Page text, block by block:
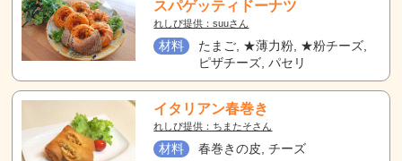
スパゲッティドーナツ
れしぴ提供：suuさん
材料
たまご, ★薄力粉, ★粉チーズ,
ピザチーズ, パセリ
イタリアン春巻き
れしぴ提供：ちまたそさん
材料 春巻きの皮, チーズ